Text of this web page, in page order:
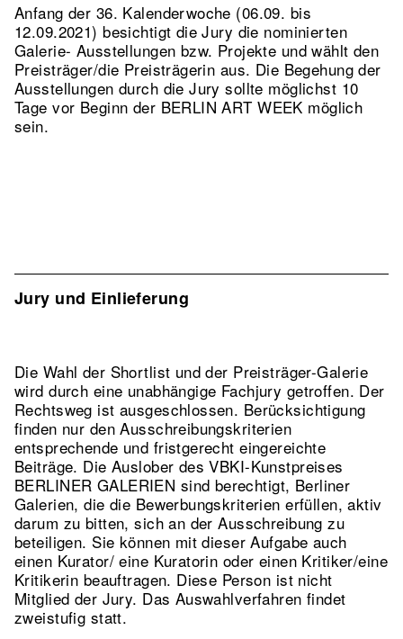
Anfang der 36. Kalenderwoche (06.09. bis
12.09.2021) besichtigt die Jury die nominierten
Galerie- Ausstellungen bzw. Projekte und wählt den
Preisträger/die Preisträgerin aus. Die Begehung der
Ausstellungen durch die Jury sollte möglichst 10
Tage vor Beginn der BERLIN ART WEEK möglich
sein.
Jury und Einlieferung
Die Wahl der Shortlist und der Preisträger-Galerie
wird durch eine unabhängige Fachjury getroffen. Der
Rechtsweg ist ausgeschlossen. Berücksichtigung
finden nur den Ausschreibungskriterien
entsprechende und fristgerecht eingereichte
Beiträge. Die Auslober des VBKI-Kunstpreises
BERLINER GALERIEN sind berechtigt, Berliner
Galerien, die die Bewerbungskriterien erfüllen, aktiv
darum zu bitten, sich an der Ausschreibung zu
beteiligen. Sie können mit dieser Aufgabe auch
einen Kurator/ eine Kuratorin oder einen Kritiker/eine
Kritikerin beauftragen. Diese Person ist nicht
Mitglied der Jury. Das Auswahlverfahren findet
zweistufig statt.